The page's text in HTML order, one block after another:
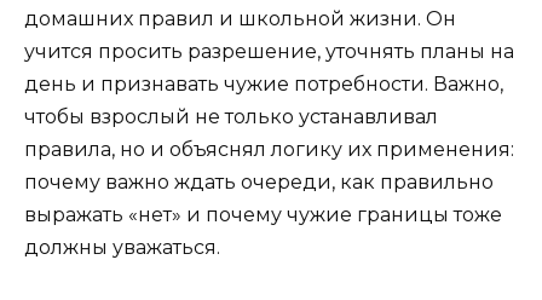
домашних правил и школьной жизни. Он
учится просить разрешение, уточнять планы на
день и признавать чужие потребности. Важно,
чтобы взрослый не только устанавливал
правила, но и объяснял логику их применения:
почему важно ждать очереди, как правильно
выражать «нет» и почему чужие границы тоже
должны уважаться.